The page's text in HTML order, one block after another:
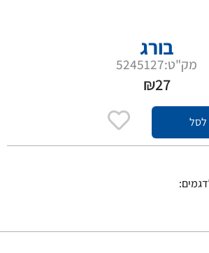
בורג
מק"ט:5245127
₪27
לסל